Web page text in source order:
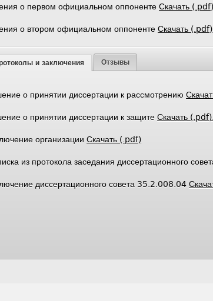
о первом официальном оппонентеСкачать (.pdf)
о втором официальном оппонентеСкачать (.pdf)
и заключения Отзывы
о принятии диссертации к рассмотрению
о принятии диссертации к защитеСкачать (.pdf).
организацииСкачать (.pdf)
из протокола заседания диссертационного
диссертационного совета 35.2.008.04